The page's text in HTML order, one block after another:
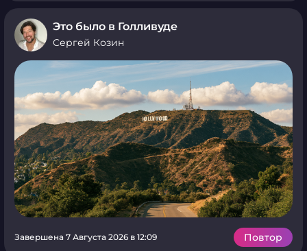
Это было в Голливуде
Сергей Козин
Завершена 7 Августа 2026 в 12:09 Повтор